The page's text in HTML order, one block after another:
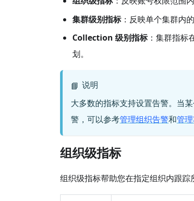
集群级别指标：反映单个集群内
Collection 级别指标：集群指标
划。
📘 说明
大多数的指标支持设置告警。当
警，可以参考管理组织告警和管
组织级指标
组织级指标帮助您在指定组织内跟踪